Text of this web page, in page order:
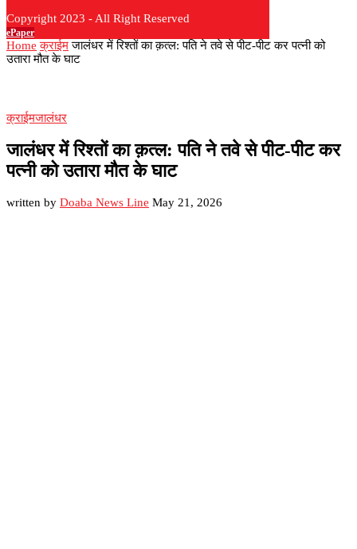
Copyright 2023 - All Right Reserved
ePaper
Home क्राईम जालंधर में रिश्तों का क़त्ल: पति ने तवे से पीट-पीट कर पत्नी को
उतारा मौत के घाट
क्राईमजालंधर
जालंधर में रिश्तों का क़त्ल: पति ने तवे से पीट-पीट कर
पत्नी को उतारा मौत के घाट
written by Doaba News Line May 21, 2026